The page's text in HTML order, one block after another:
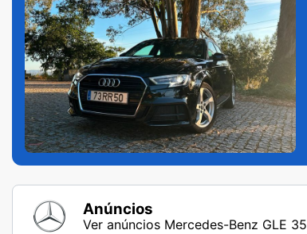
Anúncios
Ver anúncios Mercedes-Benz GLE